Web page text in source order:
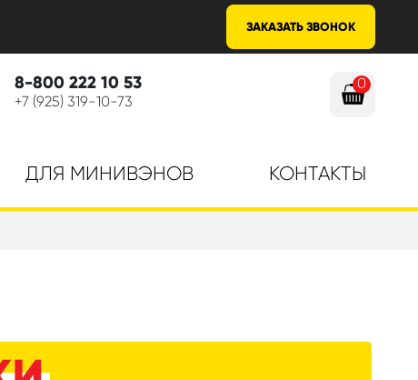
ЗАКАЗАТЬ ЗВОНОК
8-800 222 10 53
+7 (925) 319-10-73
0
ДЛЯ МИНИВЭНОВ КОНТАКТЫ